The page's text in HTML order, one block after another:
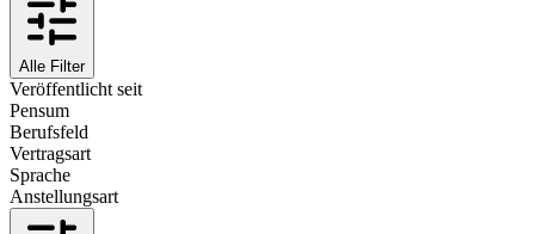
Alle Filter
Veröffentlicht seit
Pensum
Berufsfeld
Vertragsart
Sprache
Anstellungsart